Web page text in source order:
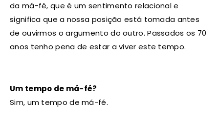
da má-fé, que é um sentimento relacional e
significa que a nossa posição está tomada antes
de ouvirmos o argumento do outro. Passados os 70
anos tenho pena de estar a viver este tempo.
Um tempo de má-fé?
Sim, um tempo de má-fé.